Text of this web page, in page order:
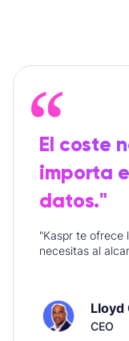
El coste
importa
datos."
"Kaspr te ofrece
necesitas al
Lloyd
CEO